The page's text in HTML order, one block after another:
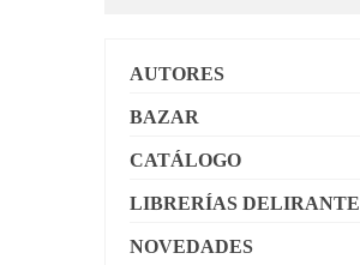
AUTORES
BAZAR
CATÁLOGO
LIBRERÍAS DELIRANTE
NOVEDADES